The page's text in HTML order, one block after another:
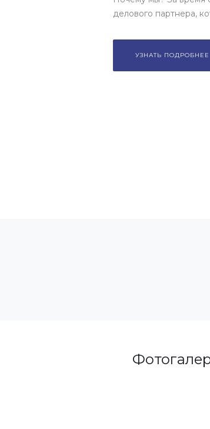
делового партнера,
УЗНАТЬ ПОДРОБНЕЕ